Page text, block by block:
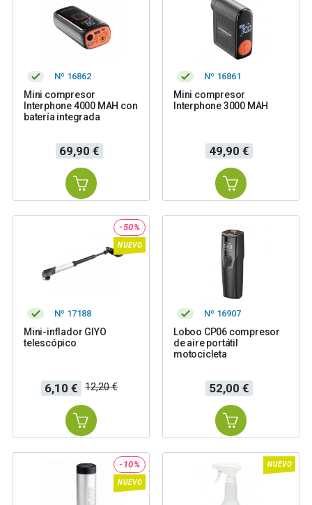
Nº 16862
Mini compresor
Interphone 4000 MAH con
batería integrada
Precio
69,90 €
Nº 16861
Mini compresor
Interphone 3000 MAH
Precio
49,90 €
-50%
NUEVO
Nº 17188
Mini-inflador GIYO
telescópico
Precio
6,10 €
Precio
base
12,20 €
Nº 16907
Loboo CP06 compresor
de aire portátil
motocicleta
Precio
52,00 €
-10%
NUEVO
NUEVO